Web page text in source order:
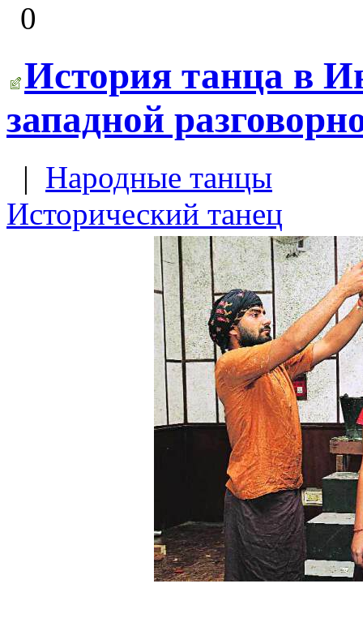
0
История танца в
западной
| Народные танцы
Исторический танец